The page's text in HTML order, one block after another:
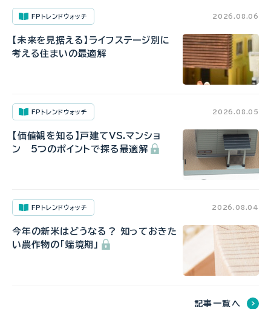
FPトレンドウォッチ 2026.08.06
【未来を見据える】ライフステージ別に
考える住まいの最適解
FPトレンドウォッチ 2026.08.05
【価値観を知る】戸建てVS.マンショ
ン 5つのポイントで探る最適解
FPトレンドウォッチ 2026.08.04
今年の新米はどうなる？ 知っておきた
い農作物の「端境期」
記事一覧へ